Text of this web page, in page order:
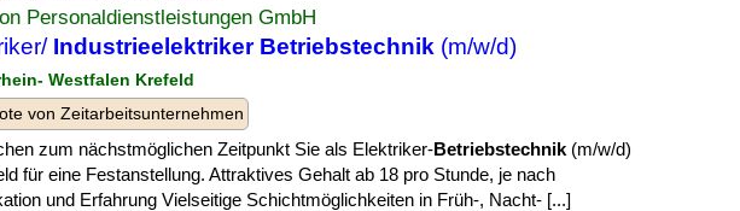
Personaldienstleistungen GmbH
Industrieelektriker Betriebstechnik (m/w/d)
Westfalen Krefeld
von Zeitarbeitsunternehmen
zum nächstmöglichen Zeitpunkt Sie als Elektriker-Betriebstechnik (m/w/d)
für eine Festanstellung. Attraktives Gehalt ab 18 pro Stunde, je nach
und Erfahrung Vielseitige Schichtmöglichkeiten in Früh-, Nacht- [...]